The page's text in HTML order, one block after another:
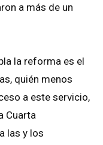
a más de un
la reforma es el
quién menos
a este servicio,
Cuarta
las y los